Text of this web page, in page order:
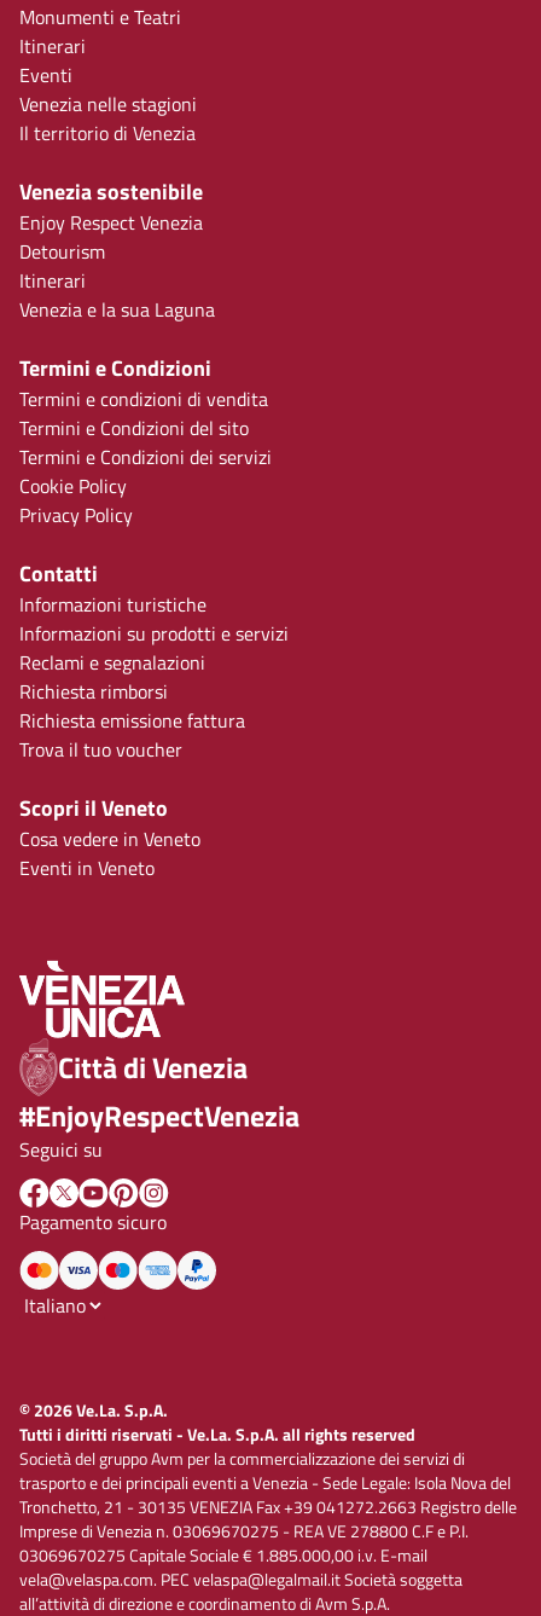
Monumenti e Teatri
Itinerari
Eventi
Venezia nelle stagioni
Il territorio di Venezia
Venezia sostenibile
Enjoy Respect Venezia
Detourism
Itinerari
Venezia e la sua Laguna
Termini e Condizioni
Termini e condizioni di vendita
Termini e Condizioni del sito
Termini e Condizioni dei servizi
Cookie Policy
Privacy Policy
Contatti
Informazioni turistiche
Informazioni su prodotti e servizi
Reclami e segnalazioni
Richiesta rimborsi
Richiesta emissione fattura
Trova il tuo voucher
Scopri il Veneto
Cosa vedere in Veneto
Eventi in Veneto
Città di Venezia
#EnjoyRespectVenezia
Seguici su
Pagamento sicuro
© 2026 Ve.La. S.p.A.
Tutti i diritti riservati - Ve.La. S.p.A. all rights reserved
Società del gruppo Avm per la commercializzazione dei servizi di
trasporto e dei principali eventi a Venezia - Sede Legale: Isola Nova del
Tronchetto, 21 - 30135 VENEZIA Fax +39 041272.2663 Registro delle
Imprese di Venezia n. 03069670275 - REA VE 278800 C.F e P.I.
03069670275 Capitale Sociale € 1.885.000,00 i.v. E-mail
vela@velaspa.com. PEC velaspa@legalmail.it Società soggetta
all’attività di direzione e coordinamento di Avm S.p.A.